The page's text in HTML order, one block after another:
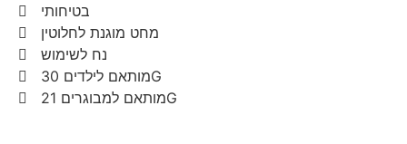
בטיחותי
מחט מוגנת לחלוטין
נח לשימוש
מותאם לילדים 30G
מותאם למבוגרים 21G